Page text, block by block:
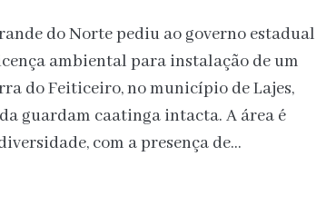
do Norte pediu ao governo estadual
ambiental para instalação de um
do Feiticeiro, no município de Lajes,
guardam caatinga intacta. A área é
com a presença de…